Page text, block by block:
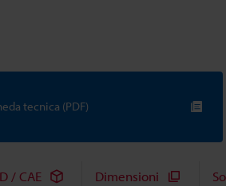
tecnica (PDF)
/ CAE Dimensioni